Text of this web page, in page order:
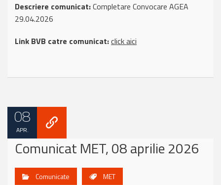
Descriere comunicat:Completare Convocare AGEA
29.04.2026
Link BVB catre comunicat:click aici
08
APR.
Comunicat MET, 08 aprilie 2026
Comunicate MET